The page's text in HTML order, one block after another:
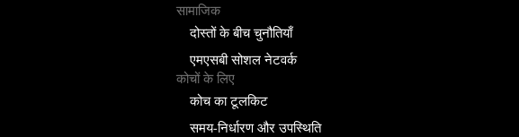
सामाजिक
दोस्तों के बीच चुनौतियाँ
एमएसबी सोशल नेटवर्क
कोचों के लिए
कोच का टूलकिट
समय-निर्धारण और उपस्थिति